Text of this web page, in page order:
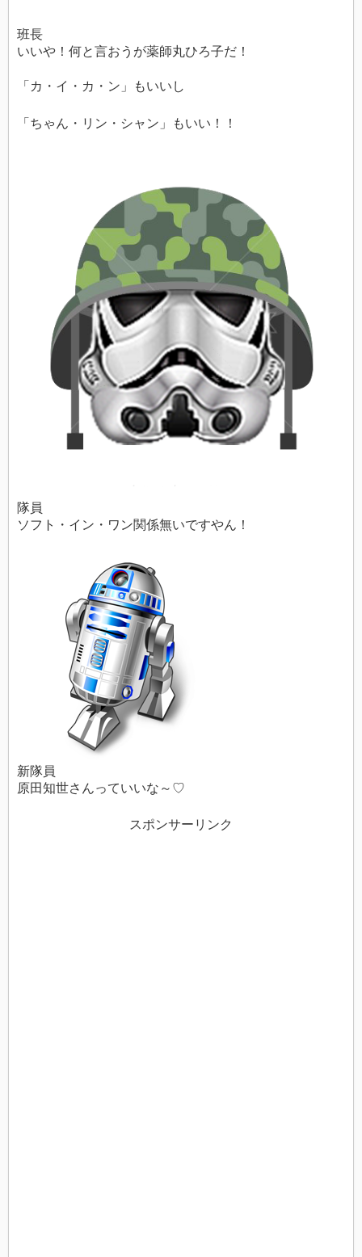
班長
いいや！何と言おうが薬師丸ひろ子だ！
「カ・イ・カ・ン」もいいし
「ちゃん・リン・シャン」もいい！！
隊員
ソフト・イン・ワン関係無いですやん！
新隊員
原田知世さんっていいな～♡
スポンサーリンク